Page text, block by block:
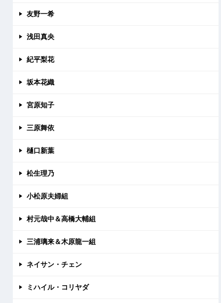
友野一希
浅田真央
紀平梨花
坂本花織
宮原知子
三原舞依
樋口新葉
松生理乃
小松原夫婦組
村元哉中＆高橋大輔組
三浦璃来＆木原龍一組
ネイサン・チェン
ミハイル・コリヤダ